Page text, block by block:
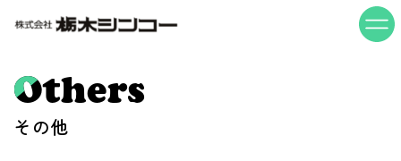
Others
その他